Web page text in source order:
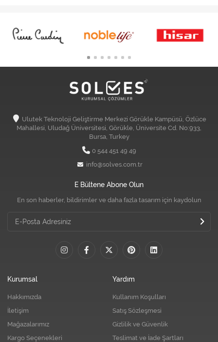
Ulutek Teknoloji Geliştirme Merkezi Görükle Kampüsü, Özlüce
Mahallesi, Uludağ Üniversitesi, Görükle, Üniversite Cd. No:933,
Bursa, Turkey
0 544 451 49 49
info@solves.com.tr
E Bültene Abone Olun
En son haberler, bildirimler ve daha fazla tasarım için kaydolun
Kurumsal
Hakkımızda
İletişim
Mağazalarımız
Kargo Seçenekleri
Yardım
Kullanım Koşulları
Satış Sözleşmesi
Gizlilik ve Güvenlik
Teslimat ve İade Şartları